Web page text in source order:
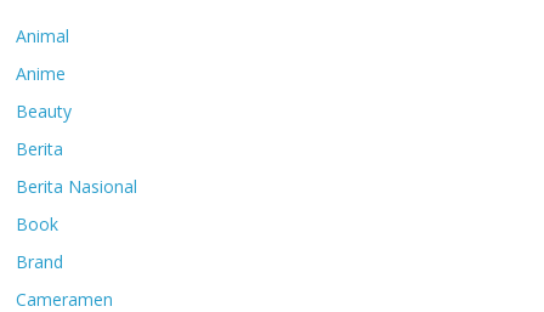
Animal
Anime
Beauty
Berita
Berita Nasional
Book
Brand
Cameramen